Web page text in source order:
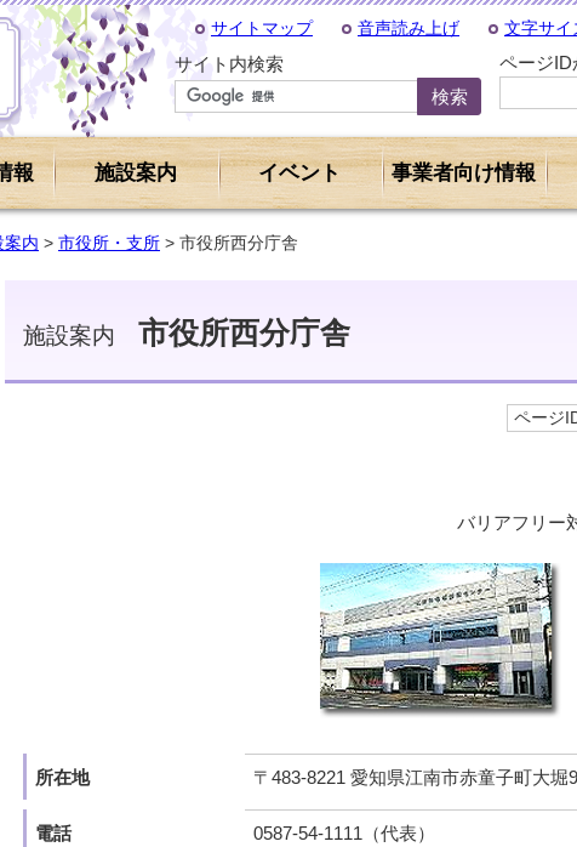
サイトマップ 音声読み上げ 文字サイ
サイト内検索 ページID
報 施設案内 イベント 事業者向け情報
案内 > 市役所・支所 > 市役所西分庁舎
施設案内 市役所西分庁舎
ページ
バリアフリー
所在地 〒483-8221 愛知県江南市赤童子町大堀
電話 0587-54-1111（代表）